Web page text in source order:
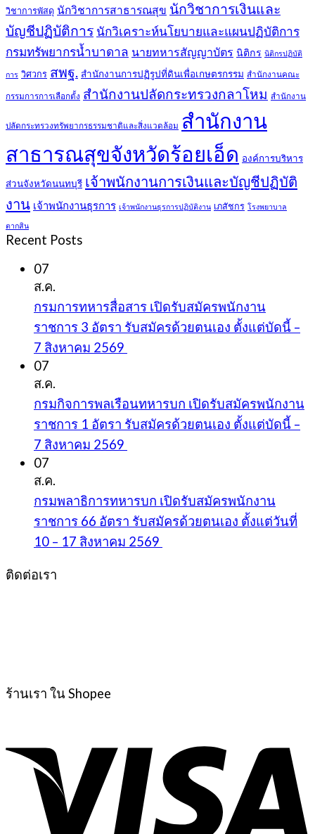
วิชาการพัสดุ นักวิชาการสาธารณสุข นักวิชาการเงินและ
บัญชีปฏิบัติการ นักวิเคราะห์นโยบายและแผนปฏิบัติการ
กรมทรัพยากรน้ำบาดาล นายทหารสัญญาบัตร นิติกร นิติกรปฏิบัติ
การ วิศวกร สพฐ. สำนักงานการปฏิรูปที่ดินเพื่อเกษตรกรรม สำนักงานคณะ
กรรมการการเลือกตั้ง สำนักงานปลัดกระทรวงกลาโหม สำนักงาน
ปลัดกระทรวงทรัพยากรธรรมชาติและสิ่งแวดล้อม สำนักงาน
สาธารณสุขจังหวัดร้อยเอ็ด องค์การบริหาร
ส่วนจังหวัดนนทบุรี เจ้าพนักงานการเงินและบัญชีปฏิบัติ
งาน เจ้าพนักงานธุรการ เจ้าพนักงานธุรการปฏิบัติงาน เภสัชกร โรงพยาบาล
ตากสิน
Recent Posts
07
ส.ค.
กรมการทหารสื่อสาร เปิดรับสมัครพนักงาน
ราชการ 3 อัตรา รับสมัครด้วยตนเอง ตั้งแต่บัดนี้ –
7 สิงหาคม 2569
07
ส.ค.
กรมกิจการพลเรือนทหารบก เปิดรับสมัครพนักงาน
ราชการ 1 อัตรา รับสมัครด้วยตนเอง ตั้งแต่บัดนี้ –
7 สิงหาคม 2569
07
ส.ค.
กรมพลาธิการทหารบก เปิดรับสมัครพนักงาน
ราชการ 66 อัตรา รับสมัครด้วยตนเอง ตั้งแต่วันที่
10 – 17 สิงหาคม 2569
ติดต่อเรา
ร้านเรา ใน Shopee